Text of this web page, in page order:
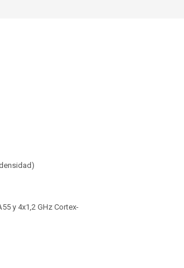
y 4x1,2 GHz Cortex-